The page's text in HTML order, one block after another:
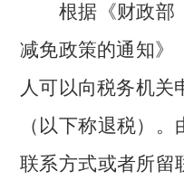
根据《财政
减免政策的通知》
人可以向税务机关
（以下称退税）
联系方式或者所留